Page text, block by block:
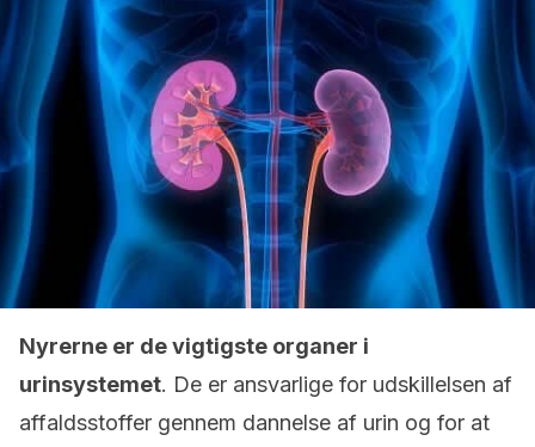
Nyrerne er de vigtigste organer i
urinsystemet. De er ansvarlige for udskillelsen af
​​affaldsstoffer gennem dannelse af urin og for at